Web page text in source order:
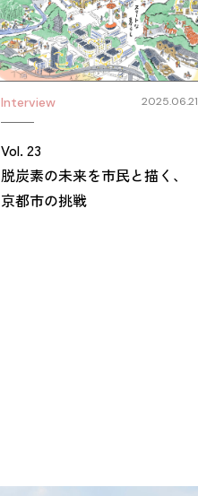
Interview 2025.06.21
Vol. 23
脱炭素の未来を市民と描く、
京都市の挑戦